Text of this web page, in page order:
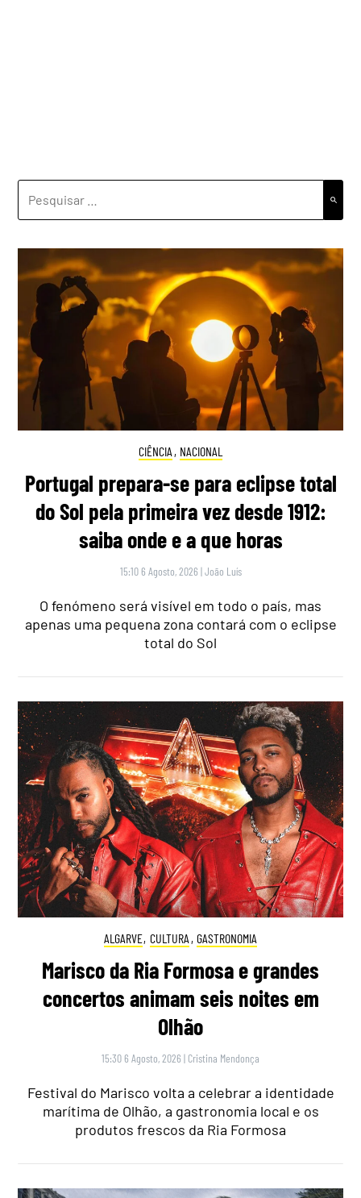
CIÊNCIA , NACIONAL
Portugal prepara-se para eclipse total
do Sol pela primeira vez desde 1912:
saiba onde e a que horas
15:10 6 Agosto, 2026 |João Luís
O fenómeno será visível em todo o país, mas
apenas uma pequena zona contará com o eclipse
total do Sol
ALGARVE, CULTURA , GASTRONOMIA
Marisco da Ria Formosa e grandes
concertos animam seis noites em
Olhão
15:30 6 Agosto, 2026 | Cristina Mendonça
Festival do Marisco volta a celebrar a identidade
marítima de Olhão, a gastronomia local e os
produtos frescos da Ria Formosa